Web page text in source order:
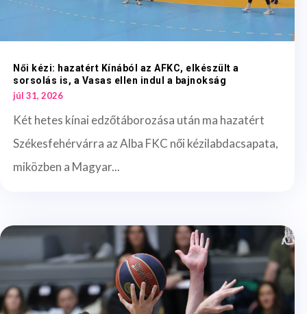
Női kézi: hazatért Kínából az AFKC, elkészült a
sorsolás is, a Vasas ellen indul a bajnokság
júl 31, 2026
Két hetes kínai edzőtáborozása után ma hazatért
Székesfehérvárra az Alba FKC női kézilabdacsapata,
miközben a Magyar...